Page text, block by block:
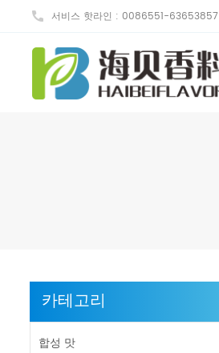
서비스 핫라인 : 0086551-63653857
카테고리
합성 맛